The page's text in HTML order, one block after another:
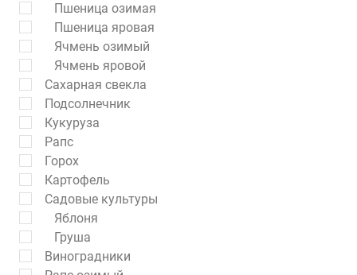
Пшеница озимая
Пшеница яровая
Ячмень озимый
Ячмень яровой
Сахарная свекла
Подсолнечник
Кукуруза
Рапс
Горох
Картофель
Садовые культуры
Яблоня
Груша
Виноградники